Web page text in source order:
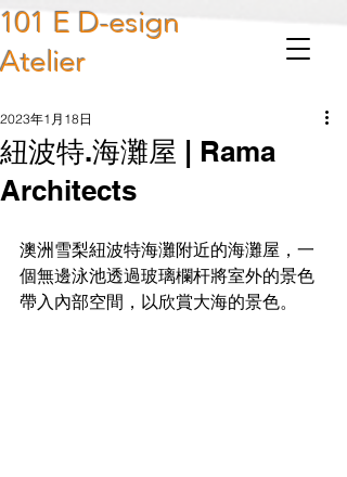
101 E D-esign
Atelier
紐波特.海灘屋 | Rama
Architects
2023年1月18日
澳洲雪梨紐波特海灘附近的海灘屋，一
個無邊泳池透過玻璃欄杆將室外的景色
帶入內部空間，以欣賞大海的景色。